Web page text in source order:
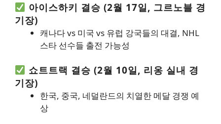
아이스하키 결승 (2월 17일, 그르노블 경
기장)
캐나다 vs 미국 vs 유럽 강국들의 대결, NHL
스타 선수들 출전 가능성
쇼트트랙 결승 (2월 10일, 리옹 실내 경
기장)
한국, 중국, 네덜란드의 치열한 메달 경쟁 예
상